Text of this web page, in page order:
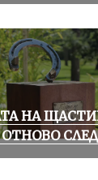
НА
СЛЕД